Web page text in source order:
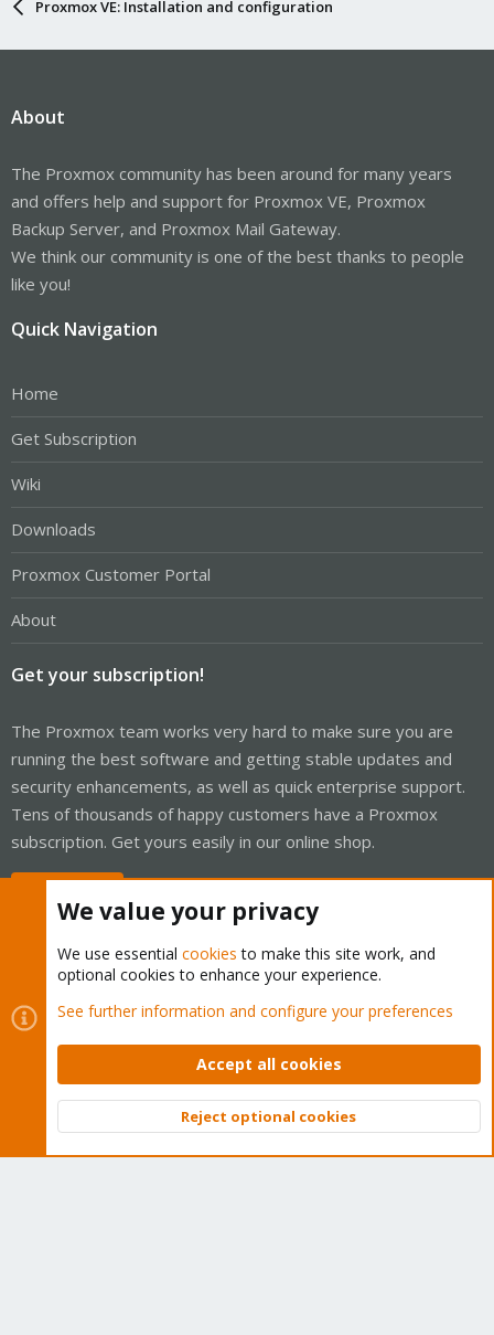
Proxmox VE: Installation and configuration
About
The Proxmox community has been around for many years
and offers help and support for Proxmox VE, Proxmox
Backup Server, and Proxmox Mail Gateway.
We think our community is one of the best thanks to people
like you!
Quick Navigation
Home
Get Subscription
Wiki
Downloads
Proxmox Customer Portal
About
Get your subscription!
The Proxmox team works very hard to make sure you are
running the best software and getting stable updates and
security enhancements, as well as quick enterprise support.
Tens of thousands of happy customers have a Proxmox
subscription. Get yours easily in our online shop.
Cookies
Proxmox Support Forum - Light Mode
Contact us
Terms and rules Privacy policy Help Home
Community platform by XenForo © 2010-2026 XenForo Ltd.
Top
We value your privacy
We use essential cookies to make this site work, and
optional cookies to enhance your experience.
See further information and configure your preferences
Accept all cookies
Reject optional cookies